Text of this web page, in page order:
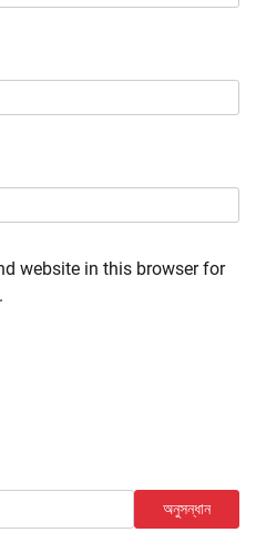
website in this browser for
অনুসন্ধান